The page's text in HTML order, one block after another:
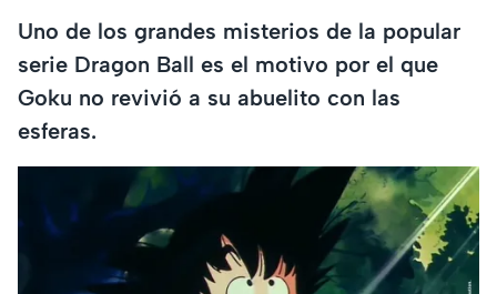
Uno de los grandes misterios de la popular
serie Dragon Ball es el motivo por el que
Goku no revivió a su abuelito con las
esferas.